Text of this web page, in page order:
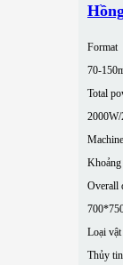
Format
70-
Total
Overall
Loại
Thủy